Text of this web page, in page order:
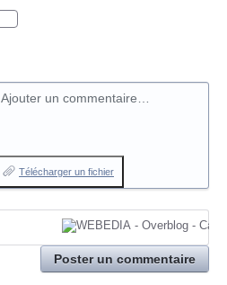
Ajouter un commentaire…
Télécharger un fichier
Poster un commentaire